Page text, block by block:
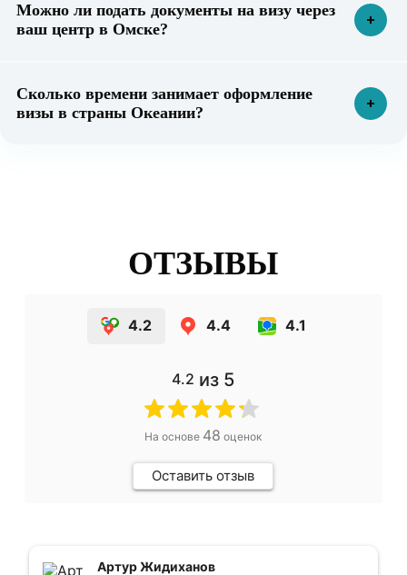
Можно ли подать документы на визу через
ваш центр в Омске?
Сколько времени занимает оформление
визы в страны Океании?
ОТЗЫВЫ
4.2 4.4 4.1
4.2 из 5
На основе 48 оценок
Оставить отзыв
Артур Жидиханов